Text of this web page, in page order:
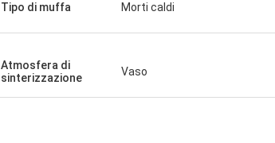
Tipo di muffa Morti caldi
Atmosfera di
sinterizzazione
Vaso